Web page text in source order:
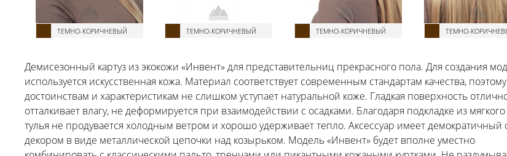
ТЕМНО-КОРИЧНЕВЫЙ ТЕМНО-КОРИЧНЕВЫЙ ТЕМНО-КОРИЧНЕВЫЙ ТЕМНО-
Демисезонный картуз из экокожи «Инвент» для представительниц прекрасного пола. Для создания
используется искусственная кожа. Материал соответствует современным стандартам качества,
достоинствам и характеристикам не слишком уступает натуральной коже. Гладкая поверхность
отталкивает влагу, не деформируется при взаимодействии с осадками. Благодаря подкладке из
тулья не продувается холодным ветром и хорошо удерживает тепло. Аксессуар имеет демократичный
декором в виде металлической цепочки над козырьком. Модель «Инвент» будет вполне уместно